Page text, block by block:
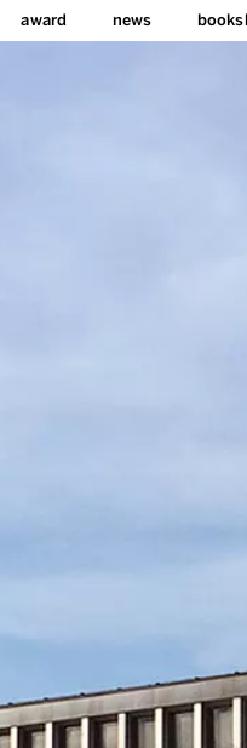
award news